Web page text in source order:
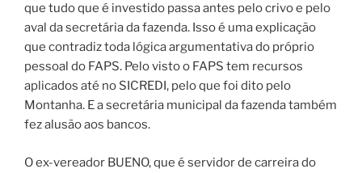
que tudo que é investido passa antes pelo crivo e pelo
aval da secretária da fazenda. Isso é uma explicação
que contradiz toda lógica argumentativa do próprio
pessoal do FAPS. Pelo visto o FAPS tem recursos
aplicados até no SICREDI, pelo que foi dito pelo
Montanha. E a secretária municipal da fazenda também
fez alusão aos bancos.
O ex-vereador BUENO, que é servidor de carreira do